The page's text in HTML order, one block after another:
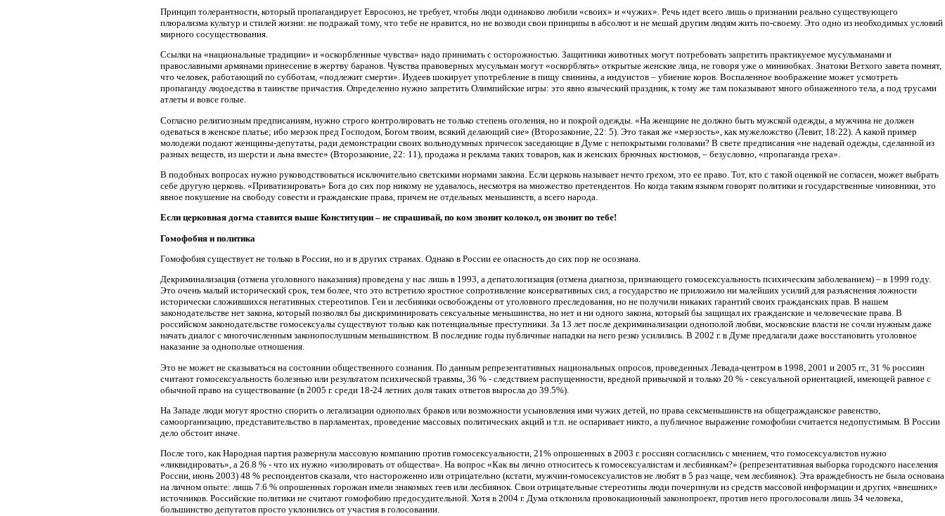
Принцип толерантности, который пропагандирует Евросоюз, не требует, чтобы люди одинаково любили «своих» и «чужих». Речь идет всего лишь о признании реально существующего
плюрализма культур и стилей жизни: не подражай тому, что тебе не нравится, но не возводи свои принципы в абсолют и не мешай другим людям жить по-своему. Это одно из необходимых условий
мирного сосуществования.
Ссылки на «национальные традиции» и «оскорбленные чувства» надо принимать с осторожностью. Защитники животных могут потребовать запретить практикуемое мусульманами и
православными армянами принесение в жертву баранов. Чувства правоверных мусульман могут «оскорблять» открытые женские лица, не говоря уже о миниюбках. Знатоки Ветхого завета помнят,
что человек, работающий по субботам, «подлежит смерти». Иудеев шокирует употребление в пищу свинины, а индуистов – убиение коров. Воспаленное воображение может усмотреть
пропаганду людоедства в таинстве причастия. Определенно нужно запретить Олимпийские игры: это явно языческий праздник, к тому же там показывают много обнаженного тела, а под трусами
атлеты и вовсе голые.
Согласно религиозным предписаниям, нужно строго контролировать не только степень оголения, но и покрой одежды. «На женщине не должно быть мужской одежды, а мужчина не должен
одеваться в женское платье; ибо мерзок пред Господом, Богом твоим, всякий делающий сие» (Второзаконие, 22: 5). Это такая же «мерзость», как мужеложство (Левит, 18:22). А какой пример
молодежи подают женщины-депутаты, ради демонстрации своих вольнодумных причесок заседающие в Думе с непокрытыми головами? В свете предписания «не надевай одежды, сделанной из
разных веществ, из шерсти и льна вместе» (Второзаконие, 22: 11), продажа и реклама таких товаров, как и женских брючных костюмов, – безусловно, «пропаганда греха».
В подобных вопросах нужно руководствоваться исключительно светскими нормами закона. Если церковь называет нечто грехом, это ее право. Тот, кто с такой оценкой не согласен, может выбрать
себе другую церковь. «Приватизировать» Бога до сих пор никому не удавалось, несмотря на множество претендентов. Но когда таким языком говорят политики и государственные чиновники, это
явное покушение на свободу совести и гражданские права, причем не отдельных меньшинств, а всего народа.
Если церковная догма ставится выше Конституции – не спрашивай, по ком звонит колокол, он звонит по тебе!
Гомофобия и политика
Гомофобия существует не только в России, но и в других странах. Однако в России ее опасность до сих пор не осознана.
Декриминализация (отмена уголовного наказания) проведена у нас лишь в 1993, а депатологизация (отмена диагноза, признающего гомосексуальность психическим заболеванием) – в 1999 году.
Это очень малый исторический срок, тем более, что это встретило яростное сопротивление консервативных сил, а государство не приложило ни малейших усилий для разъяснения ложности
исторически сложившихся негативных стереотипов. Геи и лесбиянки освобождены от уголовного преследования, но не получили никаких гарантий своих гражданских прав. В нашем
законодательстве нет закона, который позволял бы дискриминировать сексуальные меньшинства, но нет и ни одного закона, который бы защищал их гражданские и человеческие права. В
российском законодательстве гомосексуалы существуют только как потенциальные преступники. За 13 лет после декриминализации однополой любви, московские власти не сочли нужным даже
начать диалог с многочисленным законопослушным меньшинством. В последние годы публичные нападки на него резко усилились. В 2002 г. в Думе предлагали даже восстановить уголовное
наказание за однополые отношения.
Это не может не сказываться на состоянии общественного сознания. По данным репрезентативных национальных опросов, проведенных Левада-центром в 1998, 2001 и 2005 гг., 31 % россиян
считают гомосексуальность болезнью или результатом психической травмы, 36 % - следствием распущенности, вредной привычкой и только 20 % - сексуальной ориентацией, имеющей равное с
обычной право на существование (в 2005 г. среди 18-24 летних доля таких ответов выросла до 39.5%).
На Западе люди могут яростно спорить о легализации однополых браков или возможности усыновления ими чужих детей, но права сексменьшинств на общегражданское равенство,
самоорганизацию, представительство в парламентах, проведение массовых политических акций и т.п. не оспаривает никто, а публичное выражение гомофобии считается недопустимым. В России
дело обстоит иначе.
После того, как Народная партия развернула массовую компанию против гомосексуальности, 21% опрошенных в 2003 г. россиян согласились с мнением, что гомосексуалистов нужно
«ликвидировать», а 26.8 % - что их нужно «изолировать от общества». На вопрос «Как вы лично относитесь к гомосексуалистам и лесбиянкам?» (репрезентативная выборка городского населения
России, июнь 2003) 48 % респондентов сказали, что настороженно или отрицательно (кстати, мужчин-гомосексуалистов не любят в 5 раз чаще, чем лесбиянок). Эта враждебность не была основана
на личном опыте: лишь 7.6 % опрошенных горожан имели знакомых геев или лесбиянок. Свои отрицательные стереотипы люди почерпнули из средств массовой информации и других «внешних»
источников. Российские политики не считают гомофобию предосудительной. Хотя в 2004 г. Дума отклонила провокационный законопроект, против него проголосовали лишь 34 человека,
большинство депутатов просто уклонились от участия в голосовании.